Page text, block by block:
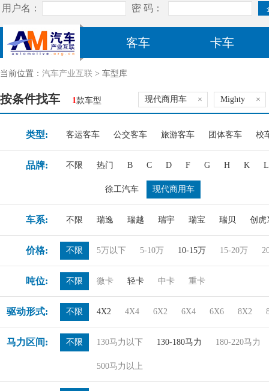
客车 卡车
当前位置： 汽车产业互联 > 车型库
按条件找车 1款车型 现代商用车 × Mighty ×
类型: 客运客车 公交客车 旅游客车 团体客车 校
品牌: 不限 热门 B C D F G H K L
徐工汽车 现代商用车
车系: 不限 瑞逸 瑞越 瑞宇 瑞宝 瑞贝 创虎
价格: 不限 5万以下 5-10万 10-15万 15-20万
吨位: 不限 微卡 轻卡 中卡 重卡
驱动形式: 不限 4X2 4X4 6X2 6X4 6X6 8X2
马力区间: 不限 130马力以下 130-180马力 180-220马力
500马力以上